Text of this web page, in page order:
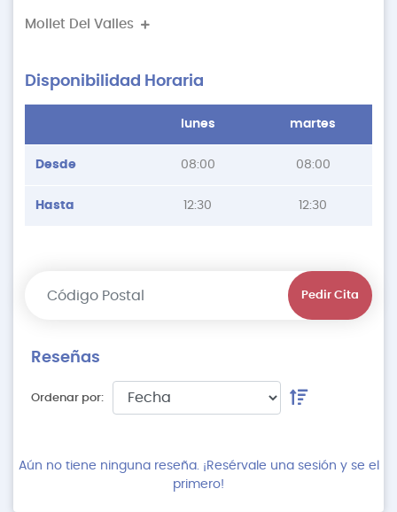
Mollet Del Valles
Disponibilidad Horaria
lunes martes
Desde 08:00 08:00
Hasta 12:30 12:30
Pedir Cita
Reseñas
Ordenar por:
Aún no tiene ninguna reseña. ¡Resérvale una sesión y se el
primero!